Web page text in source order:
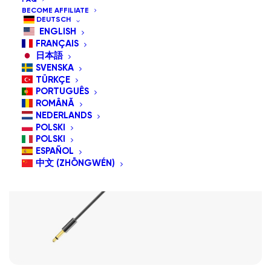
BECOME AFFILIATE
DEUTSCH
ENGLISH
FRANÇAIS
日本語
SVENSKA
TÜRKÇE
PORTUGUÊS
ROMÂNĂ
NEDERLANDS
POLSKI
POLSKI
ESPAÑOL
中文 (ZHŌNGWÉN)